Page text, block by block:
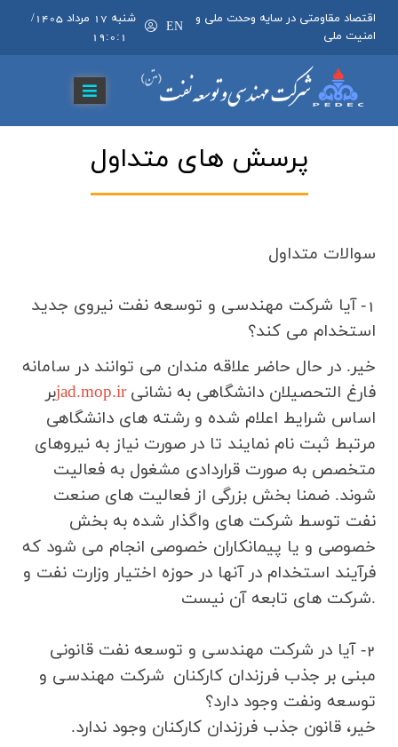
اقتصاد مقاومتی در سایه وحدت ملی و
امنیت ملی
EN شنبه 17 مرداد 1405
/
19:0:1
پرسش های متداول
سوالات متداول
1- آیا شركت مهندسي و توسعه نفت نیروی جدید
استخدام می کند؟
خیر. در حال حاضر علاقه مندان می توانند در سامانه
فارغ التحصیلان دانشگاهی به نشانی jad.mop.ir
اساس شرایط اعلام شده و رشته های دانشگاهی
مرتبط ثبت نام نمایند تا در صورت نیاز به نیروهای
متخصص به صورت قراردادی مشغول به فعالیت
شوند. ضمنا بخش بزرگی از فعالیت های صنعت
نفت توسط شرکت های واگذار شده به بخش
خصوصی و یا پیمانکاران خصوصی انجام می شود که
فرآیند استخدام در آنها در حوزه اختیار وزارت نفت و
شرکت های تابعه آن نیست.
2- آیا در شرکت مهندسي و توسعه نفت قانونی
مبنی بر جذب فرزندان کارکنان شركت مهندسي و
توسعه ونفت وجود دارد؟
خیر، قانون جذب فرزندان كاركنان وجود ندارد.